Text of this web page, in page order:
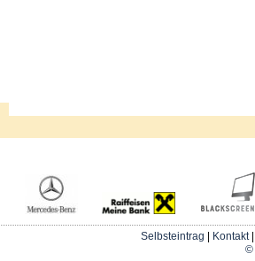
Selbsteintrag Kontakt
©